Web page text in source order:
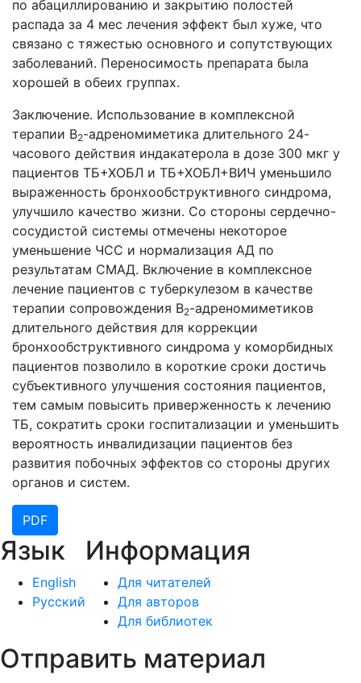
по абациллированию и закрытию полостей
распада за 4 мес лечения эффект был хуже, что
связано с тяжестью основного и сопутствующих
заболеваний. Переносимость препарата была
хорошей в обеих группах.
Заключение. Использование в комплексной
терапии B2-адреномиметика длительного 24-
часового действия индакатерола в дозе 300 мкг у
пациентов ТБ+ХОБЛ и ТБ+ХОБЛ+ВИЧ уменьшило
выраженность бронхообструктивного синдрома,
улучшило качество жизни. Со стороны сердечно-
сосудистой системы отмечены некоторое
уменьшение ЧСС и нормализация АД по
результатам СМАД. Включение в комплексное
лечение пациентов с туберкулезом в качестве
терапии сопровождения B2-адреномиметиков
длительного действия для коррекции
бронхообструктивного синдрома у коморбидных
пациентов позволило в короткие сроки достичь
субъективного улучшения состояния пациентов,
тем самым повысить приверженность к лечению
ТБ, сократить сроки госпитализации и уменьшить
вероятность инвалидизации пациентов без
развития побочных эффектов со стороны других
органов и систем.
PDF
Язык
English
Русский
Информация
Для читателей
Для авторов
Для библиотек
Отправить материал